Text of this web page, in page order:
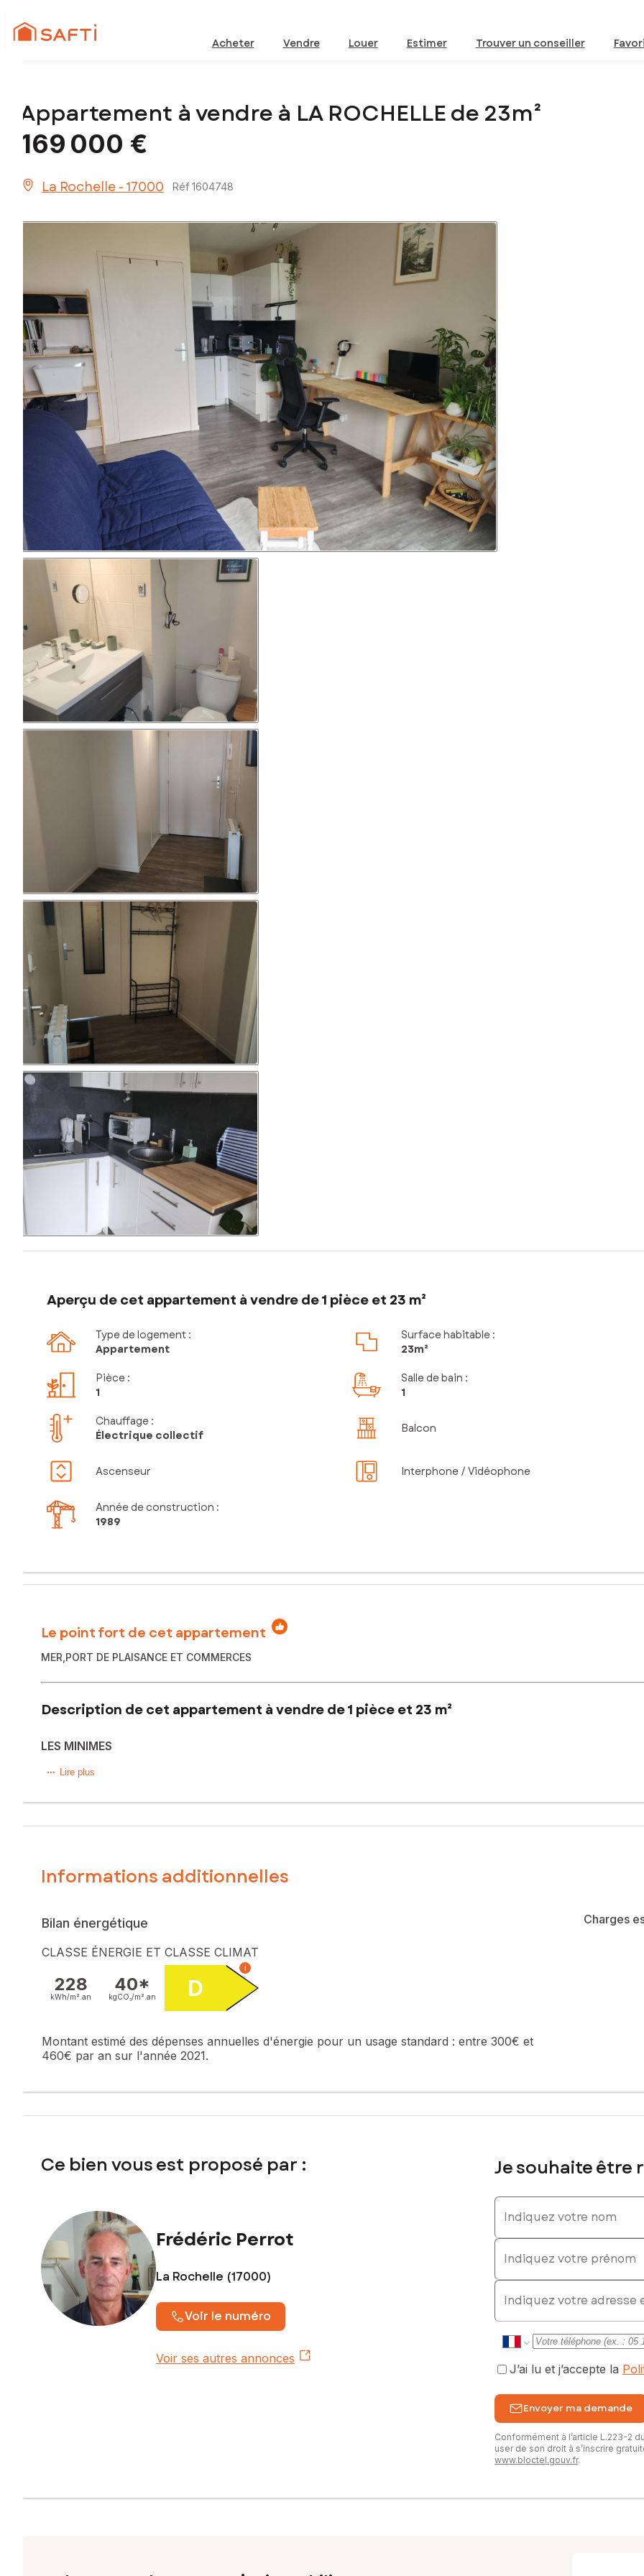
Acheter Vendre Louer Estimer Trouver un conseiller
Appartement à vendre à LA ROCHELLE de 23m²
169 000 €
La Rochelle - 17000 Réf 1604748
Aperçu de cet appartement à vendre de 1 pièce et 23 m²
Type de logement :
Appartement
Surface habitable :
23m²
Pièce :
1
Salle de bain :
1
Chauffage :
Électrique collectif
Balcon
Ascenseur Interphone / Vidéophone
Année de construction :
1989
Le point fort de cet appartement
MER,PORT DE PLAISANCE ET COMMERCES
Description de cet appartement à vendre de 1 pièce et 23 m²
LES MINIMES
Studio, bon état, comprenant: Entrée, kitchenette ouverte sur séjour avec balcon. Vue dégagée sur jardin et mer.
Le bien comprend 1 lot, et il est situé dans une copropriété de 118 lots (les charges courantes annuelles moyennes de
Prix de vente : 169 000 €
Contactez votre conseiller SAFTI : Frédéric PERROT, Tél. : 0685009343, E-mail : frederic.perrot@safti.fr - EI - Agent
992783878
Lire plus
Informations additionnelles
Bilan énergétique
CLASSE ÉNERGIE ET CLASSE CLIMAT
228
kWh/m². an
40*
kgCO₂/m². an D
i
Montant estimé des dépenses annuelles d'énergie pour un usage standard : entre 300€ et
460€ par an sur l'année 2021.
Charges
Ce bien vous est proposé par :
Frédéric Perrot
La Rochelle (17000)
Voir le numéro
Voir ses autres annonces
Je souhaite être
Indiquez votre nom
Indiquez votre prénom
E-mail
J’ai lu et j’accepte la
Envoyer ma demande
Conformément à l’article L.223-2
user de son droit à s’inscrire
www.bloctel.gouv.fr.